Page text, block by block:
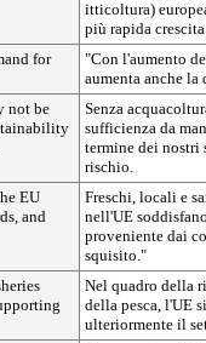
itticoltura)
più rapida
for
"Con l'aumento
aumenta anche la
not be
Senza
sufficienza da
termine dei nostri
rischio.
EU
and
Freschi, locali e
nell'UE
proveniente dai
squisito."
Nel quadro della
della pesca, l'UE
ulteriormente il